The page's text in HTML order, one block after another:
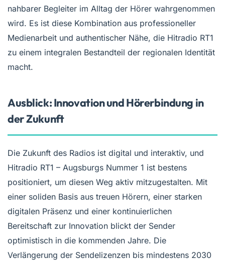
nahbarer Begleiter im Alltag der Hörer wahrgenommen
wird. Es ist diese Kombination aus professioneller
Medienarbeit und authentischer Nähe, die Hitradio RT1
zu einem integralen Bestandteil der regionalen Identität
macht.
Ausblick: Innovation und Hörerbindung in
der Zukunft
Die Zukunft des Radios ist digital und interaktiv, und
Hitradio RT1 – Augsburgs Nummer 1 ist bestens
positioniert, um diesen Weg aktiv mitzugestalten. Mit
einer soliden Basis aus treuen Hörern, einer starken
digitalen Präsenz und einer kontinuierlichen
Bereitschaft zur Innovation blickt der Sender
optimistisch in die kommenden Jahre. Die
Verlängerung der Sendelizenzen bis mindestens 2030